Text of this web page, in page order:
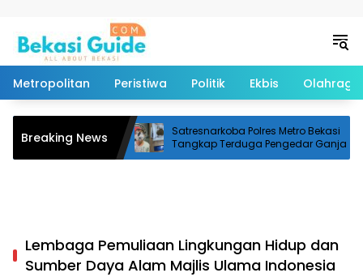
Metropolitan Peristiwa Politik Ekbis Olahraga
Breaking News
Jalan Siliwangi
Sebabkan
Satresnarkoba Polres Metro Bekasi
Tangkap Terduga Pengedar Ganja
Lembaga Pemuliaan Lingkungan Hidup dan
Sumber Daya Alam Majlis Ulama Indonesia